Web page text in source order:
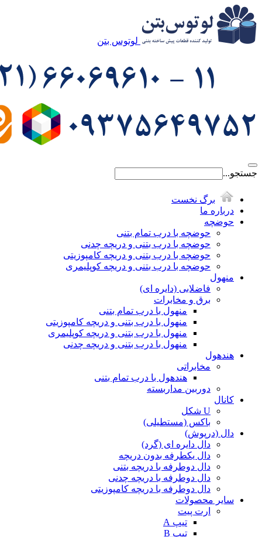
لوتوس بتن
جستجو...
برگ نخست
درباره ما
حوضچه
حوضچه با درب تمام بتنی
حوضچه با درب بتنی و دریچه چدنی
حوضچه با درب بتنی و دریچه کامپوزیتی
حوضچه با درب بتنی و دریچه کوپلیمری
منهول
فاضلابی (دایره ای)
برق و مخابرات
منهول با درب تمام بتنی
منهول با درب بتنی و دریچه کامپوزیتی
منهول با درب بتنی و دریچه کوپلیمری
منهول با درب بتنی و دریچه چدنی
هندهول
مخابراتی
هندهول با درب تمام بتنی
دوربین مداربسته
کانال
U شکل
باکس (مستطیلی)
دال (درپوش)
دال دایره ای (گرد)
دال یکطرفه بدون دریچه
دال دوطرفه با دریچه بتنی
دال دوطرفه با دریچه چدنی
دال دوطرفه با دریچه کامپوزیتی
سایر محصولات
ارت پیت
تیپ A
تیپ B